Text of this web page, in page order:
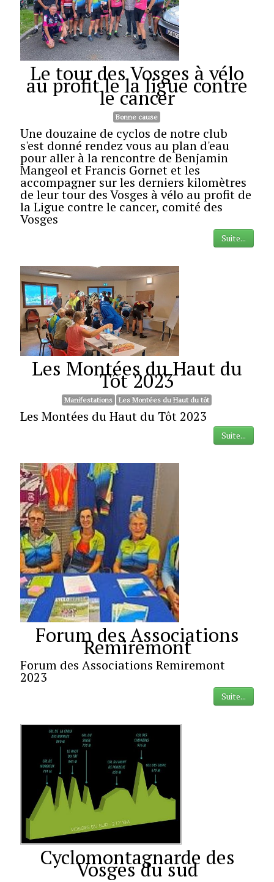
Le tour des Vosges à vélo
au profit le la ligue contre
le cancer
Bonne cause
Une douzaine de cyclos de notre club
s'est donné rendez vous au plan d'eau
pour aller à la rencontre de Benjamin
Mangeol et Francis Gornet et les
accompagner sur les derniers kilomètres
de leur tour des Vosges à vélo au profit de
la Ligue contre le cancer, comité des
Vosges
Suite...
Les Montées du Haut du
Tôt 2023
Manifestations Les Montées du Haut du tôt
Les Montées du Haut du Tôt 2023
Suite...
Forum des Associations
Remiremont
Forum des Associations Remiremont
2023
Suite...
Cyclomontagnarde des
Vosges du sud